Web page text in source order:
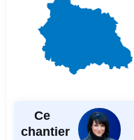
Ce
chantier